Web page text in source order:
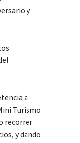
y
a
Turismo
recorrer
y dando